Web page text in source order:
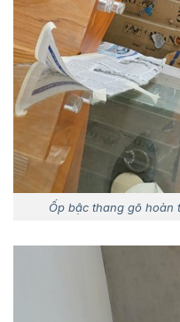
Ốp bậc thang gõ hoàn